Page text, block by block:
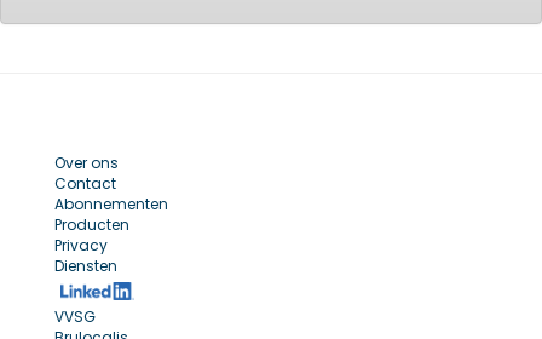
Over ons
Contact
Abonnementen
Producten
Privacy
Diensten
VVSG